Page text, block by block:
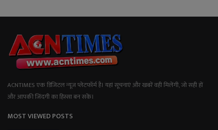
ACNTIMES एक डिजिटल न्यूज प्लेटफॉर्म है। यहां सूचनाएं और खबरें वही मिलेंगी, जो सही हों
और आपकी जिंदगी का हिस्सा बन सकें।
MOST VIEWED POSTS